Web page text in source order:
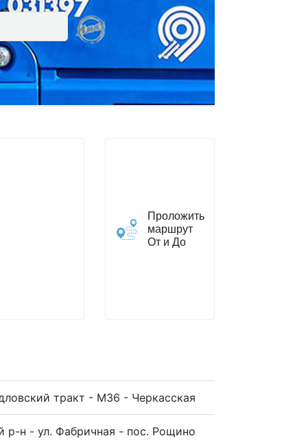
Проложить
маршрут
От и До
тракт - М36 - Черкасская
р-н - ул. Фабричная - пос. Рощино